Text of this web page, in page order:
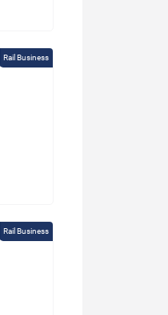
Rail Business
Rail Business